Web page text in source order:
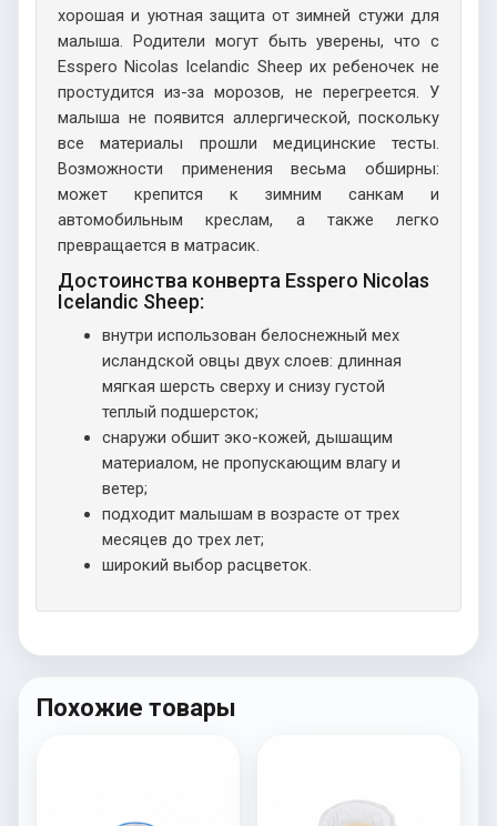
хорошая и уютная защита от зимней стужи для
малыша. Родители могут быть уверены, что с
Esspero Nicolas Icelandic Sheep их ребеночек не
простудится из-за морозов, не перегреется. У
малыша не появится аллергической, поскольку
все материалы прошли медицинские тесты.
Возможности применения весьма обширны:
может крепится к зимним санкам и
автомобильным креслам, а также легко
превращается в матрасик.
Достоинства конверта Esspero Nicolas
Icelandic Sheep:
внутри использован белоснежный мех
исландской овцы двух слоев: длинная
мягкая шерсть сверху и снизу густой
теплый подшерсток;
снаружи обшит эко-кожей, дышащим
материалом, не пропускающим влагу и
ветер;
подходит малышам в возрасте от трех
месяцев до трех лет;
широкий выбор расцветок.
Похожие товары